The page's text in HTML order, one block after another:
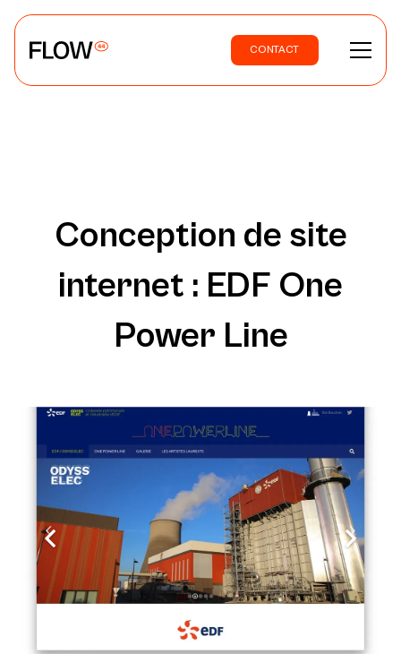
CONTACT
Conception de site
internet : EDF One
Power Line